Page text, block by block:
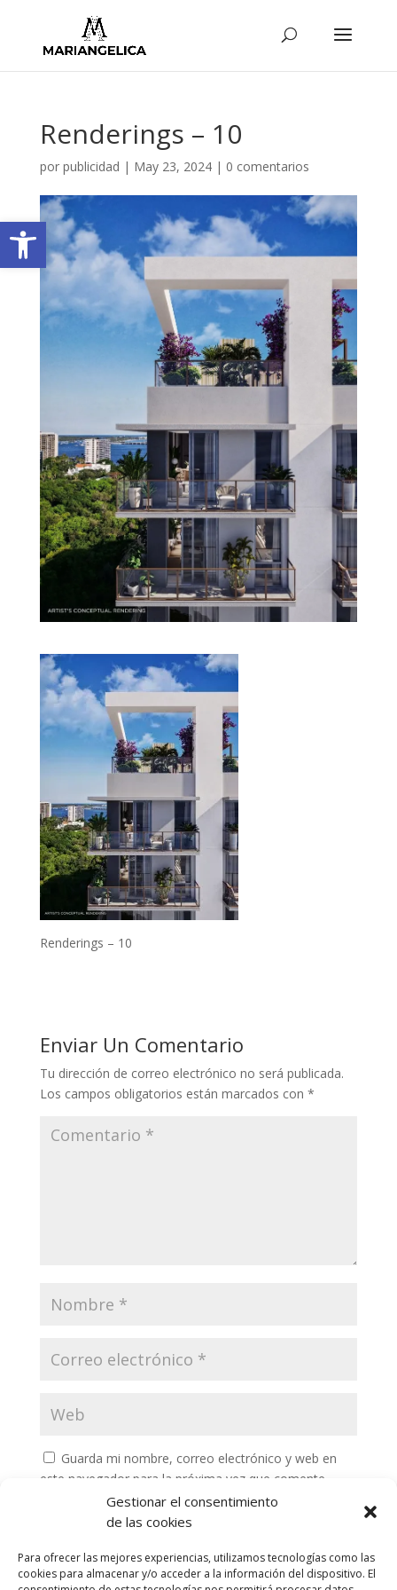
Abrir barra de herramientas
Gestionar el consentimiento
de las cookies
Para ofrecer las mejores experiencias, utilizamos tecnologías como las
cookies para almacenar y/o acceder a la información del dispositivo. El
Renderings – 10
por publicidad | May 23, 2024| 0 comentarios
Renderings – 10
Enviar Un Comentario
Tu dirección de correo electrónico no será publicada.
Los campos obligatorios están marcados con *
Guarda mi nombre, correo electrónico y web en
este navegador para la próxima vez que comente.